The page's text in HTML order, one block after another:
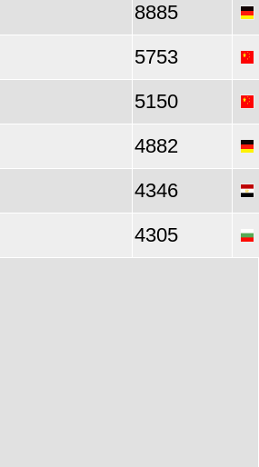
8885
5753
5150
4882
4346
4305